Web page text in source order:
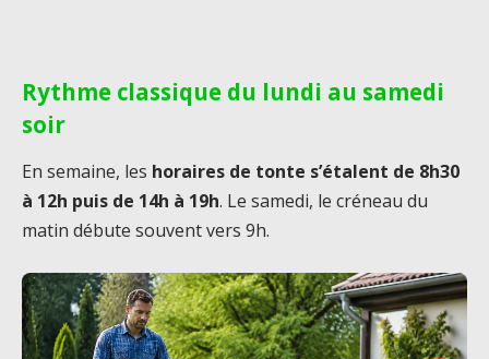
Rythme classique du lundi au samedi
soir
En semaine, les horaires de tonte s’étalent de 8h30
à 12h puis de 14h à 19h. Le samedi, le créneau du
matin débute souvent vers 9h.